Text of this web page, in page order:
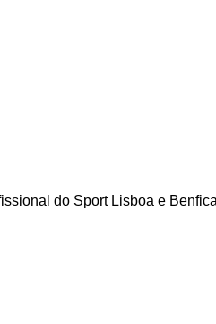
do Sport Lisboa e Benfica